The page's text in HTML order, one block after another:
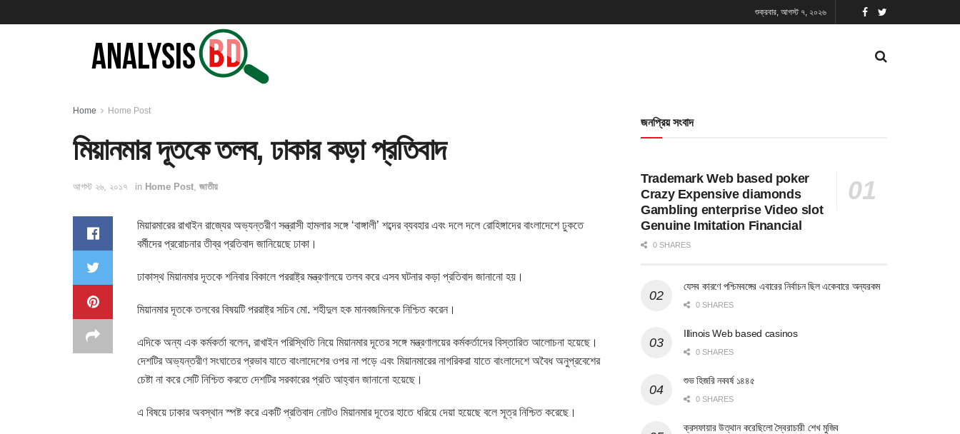
শুক্রবার, আগস্ট ৭, ২০২৬
Home Home Post
মিয়ানমার দূতকে তলব, ঢাকার কড়া প্রতিবাদ
আগস্ট ২৬, ২০১৭ in Home Post জাতীয়
মিয়ারমারের রাখাইন রাজ্যের অভ্যন্তরীণ সন্ত্রাসী হামলার সঙ্গে ‘বাঙ্গালী’ শব্দেরব্যবহার এবং দলে দলে রোহিঙ্গাদের বাংলাদেশে ঢুকতে
বর্মীদের প্ররোচনার তীব্র প্রতিবাদ জানিয়েছে ঢাকা।
ঢাকাস্থ মিয়ানমার দূতকে শনিবার বিকালে পররাষ্ট্র মন্ত্রণালয়ে তলব করে এসব ঘটনার কড়া প্রতিবাদ জানানো হয়।
মিয়ানমার দূতকে তলবের বিষয়টি পররাষ্ট্র সচিব মো. শহীদুল হক মানবজমিনকে নিশ্চিত করেন।
এদিকে অন্য এক কর্মকর্তা বলেন, রাখাইন পরিস্থিতি নিয়ে মিয়ানমার দূতের সঙ্গে মন্ত্রণালয়ের কর্মকর্তাদের বিস্তারিত আলোচনা হয়েছে।
দেশটির অভ্যন্তরীণ সংঘাতের প্রভাব যাতে বাংলাদেশের ওপর না পড়ে এবং মিয়ানমারের নাগরিকরা যাতে বাংলাদেশে অবৈধ অনুপ্রবেশের
চেষ্টা না করে সেটি নিশ্চিত করতে দেশটির সরকারের প্রতি আহ্বান জানানো হয়েছে।
এ বিষয়ে ঢাকার অবস্থান স্পষ্ট করে একটি প্রতিবাদ নোটও মিয়ানমার দূতের হাতে ধরিয়ে দেয়া হয়েছে বলে সূত্র নিশ্চিত করেছে।
জনপ্রিয় সংবাদ
Trademark Web based poker
Crazy Expensive diamonds
Gambling enterprise Video slot
Genuine Imitation Financial
0 SHARES
যেসব কারণে পশ্চিমবঙ্গের এবারের নির্বাচন ছিল একেবারে অন্যরকম
0 SHARES
Illinois Web based casinos
0 SHARES
শুভ হিজরি নববর্ষ ১৪৪৫
0 SHARES
ক্রসফায়ার উত্থান করেছিলো স্বৈরাচারী শেখ মুজিব